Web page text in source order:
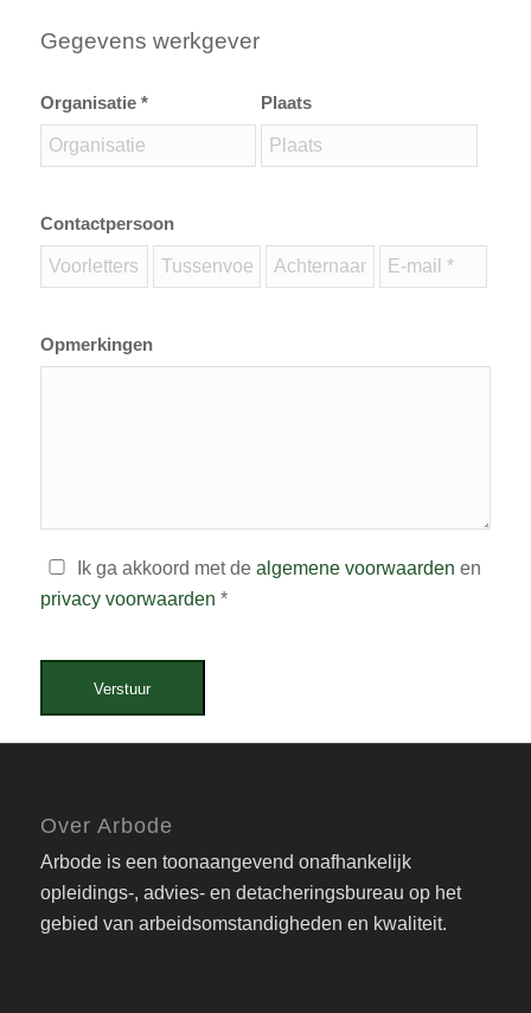
Gegevens werkgever
Organisatie * Plaats
Contactpersoon
Opmerkingen
Ik ga akkoord met de algemene voorwaarden en
privacy voorwaarden *
Verstuur
Over Arbode
Arbode is een toonaangevend onafhankelijk
opleidings-, advies- en detacheringsbureau op het
gebied van arbeidsomstandigheden en kwaliteit.